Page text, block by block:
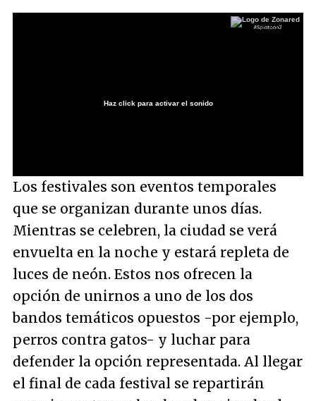
Haz click para activar el sonido
Los festivales son eventos temporales
que se organizan durante unos días.
Mientras se celebren, la ciudad se verá
envuelta en la noche y estará repleta de
luces de neón. Estos nos ofrecen la
opción de unirnos a uno de los dos
bandos temáticos opuestos -por ejemplo,
perros contra gatos- y luchar para
defender la opción representada. Al llegar
el final de cada festival se repartirán